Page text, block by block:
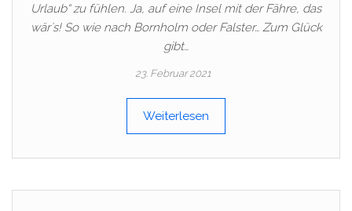
Urlaub“ zu fühlen. Ja, auf eine Insel mit der Fähre, das
wär´s! So wie nach Bornholm oder Falster… Zum Glück
gibt…
23. Februar 2021
Weiterlesen